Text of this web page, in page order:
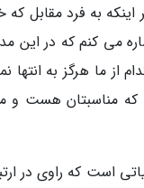
به فرد مقابل
می کنم که در این
از ما هرگز به
مناسبتان هست و
است که راوی در